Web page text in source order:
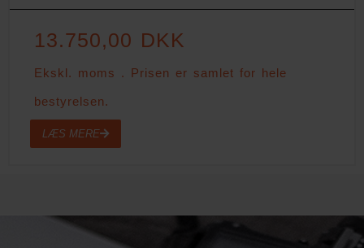
13.750,00 DKK
Ekskl. moms . Prisen er samlet for hele
bestyrelsen.
LÆS MERE